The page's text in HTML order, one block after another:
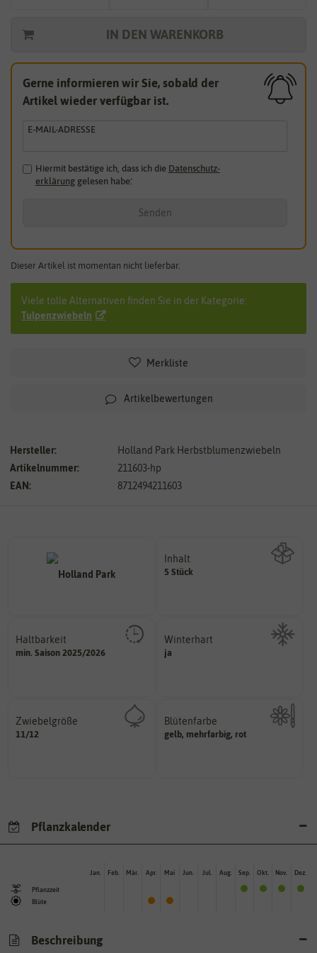
IN DEN WARENKORB
Gerne informieren wir Sie, sobald der
Artikel wieder verfügbar ist.
E-MAIL-ADRESSE
Hiermit bestätige ich, dass ich die Daten­schutz­
erklärunggelesen habe.*
Senden
Dieser Artikel ist momentan nicht lieferbar.
Viele tolle Alternativen finden Sie in der Kategorie:
Tulpenzwiebeln
Merkliste
Artikelbewertungen
Hersteller:
Holland Park Herbstblumenzwiebeln
Artikelnummer:
211603-hp
EAN:
8712494211603
Inhalt
5 StückWie viel ist enthalten
Haltbarkeit
min. Saison 2025/2026
und Pflanzgut sehr gut keimen
sollte.
Winterhart
ja
Probleme überwintern können.
Zwiebelgröße
11/12
ersten und zweiten Wert
variieren. Blütenfarbe
gelb, mehrfarbig, rot
Kann auch mehrfarbig sein.
Pflanzkalender
Pflanzzeit
Blüte
Jan. Feb. Mär. Apr. Mai Jun. Jul. Aug. Sep. Okt. Nov. Dez.
Beschreibung